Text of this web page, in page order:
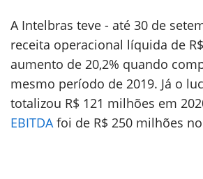
A Intelbras teve - até 30 de
receita operacional líquida de
aumento de 20,2% quando
mesmo período de 2019. Já o
totalizou R$ 121 milhões em
EBITDAfoi de R$ 250 milhões